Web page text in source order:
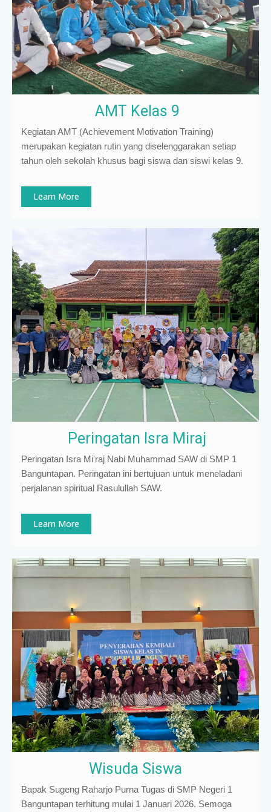
AMT Kelas 9
Kegiatan AMT (Achievement Motivation Training)
merupakan kegiatan rutin yang diselenggarakan setiap
tahun oleh sekolah khusus bagi siswa dan siswi kelas 9.
Learn More
Peringatan Isra Miraj
Peringatan Isra Mi'raj Nabi Muhammad SAW di SMP 1
Banguntapan. Peringatan ini bertujuan untuk meneladani
perjalanan spiritual Rasulullah SAW.
Learn More
Wisuda Siswa
Bapak Sugeng Raharjo Purna Tugas di SMP Negeri 1
Banguntapan terhitung mulai 1 Januari 2026. Semoga